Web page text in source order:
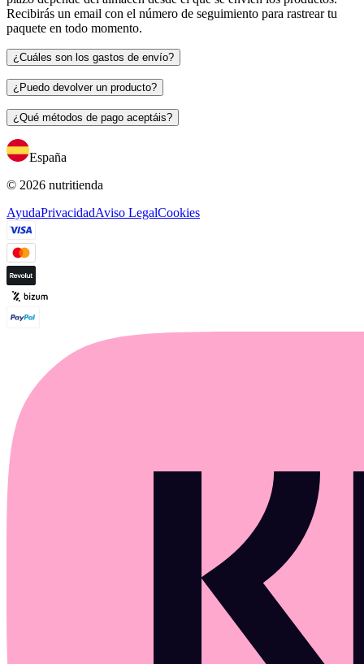
Recibirás un email con el número de seguimiento para rastrear tu
paquete en todo momento.
¿Cuáles son los gastos de envío?
¿Puedo devolver un producto?
¿Qué métodos de pago aceptáis?
España
© 2026 nutritienda
AyudaPrivacidadAviso LegalCookies